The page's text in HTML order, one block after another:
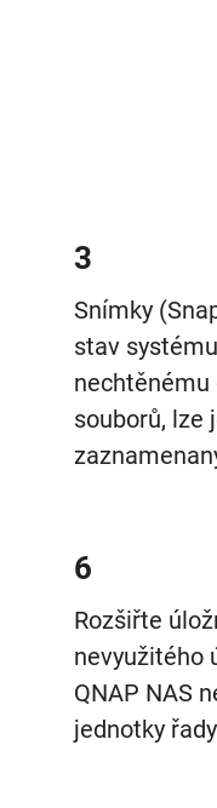
3
Snímky
stav
nechtěnému
souborů, lze
6
Rozšiřte
nevyužitého
QNAP NAS
jednotky